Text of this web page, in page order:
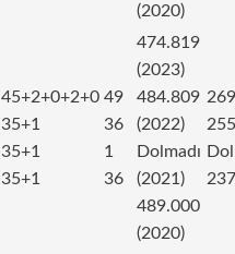
(2020)
45+2+0+2+0
35+1
35+1
35+1
49
36
1
36
474.819
(2023)
484.809
(2022)
Dolmadı
(2021)
489.000
(2020)